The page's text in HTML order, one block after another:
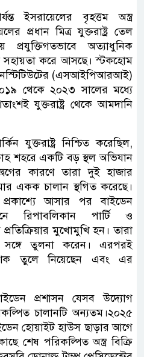
ইসরায়েলের বৃহত্তম অস্ত্র
প্রধান মিত্র যুক্তরাষ্ট্র তেল
প্রযুক্তিগতভাবে অত্যাধুনিক
সহায়তা করে আসছে। স্টকহোম
ইনস্টিটিউটের (এসআইপিআরআই)
থেকে ২০২৩ সালের মধ্যে
যুক্তরাষ্ট্র থেকে আমদানি
যুক্তরাষ্ট্র নিশ্চিত করেছিল,
শহরে একটি বড় স্থল অভিযান
কারণে তারা দুই হাজার
একক চালান স্থগিত করেছে।
প্রকাশ্যে আসার পর বাইডেন
রিপাবলিকান পার্টি ও
প্রতিক্রিয়ার মুখোমুখি হন। তারা
সঙ্গে তুলনা করেন। এরপরই
তুলে নিয়েছেন এবং এর
প্রশাসন যেসব উদ্যোগ
চালানটি অন্যতম।২০২৫
হোয়াইট হাউস ছাড়ার আগে
শেষ পরিকল্পিত অস্ত্র বিক্রি